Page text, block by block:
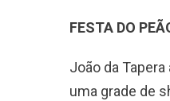
FESTA DO
João da
uma grade de